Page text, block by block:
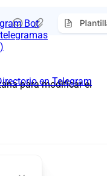
Bot
en Telegram
para modificar el